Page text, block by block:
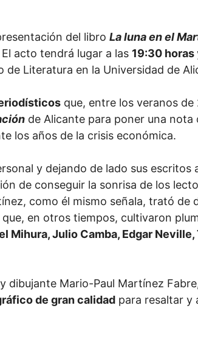
del libro La luna en el
El acto tendrá lugar a las 19:30 horas
de Literatura en la Universidad de
que, entre los veranos de
de Alicante para poner una
los años de la crisis económica.
y dejando de lado sus escritos
de conseguir la sonrisa de los
como él mismo señala, trató de
en otros tiempos, cultivaron
Mihura, Julio Camba, Edgar Neville,
dibujante Mario-Paul Martínez
de gran calidad para resaltar y